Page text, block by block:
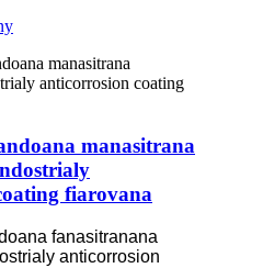
manasitrana
fiarovana
fanasitranana
anticorrosion